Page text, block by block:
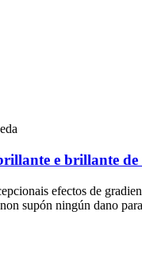
e brillante de
efectos de
supón ningún dano